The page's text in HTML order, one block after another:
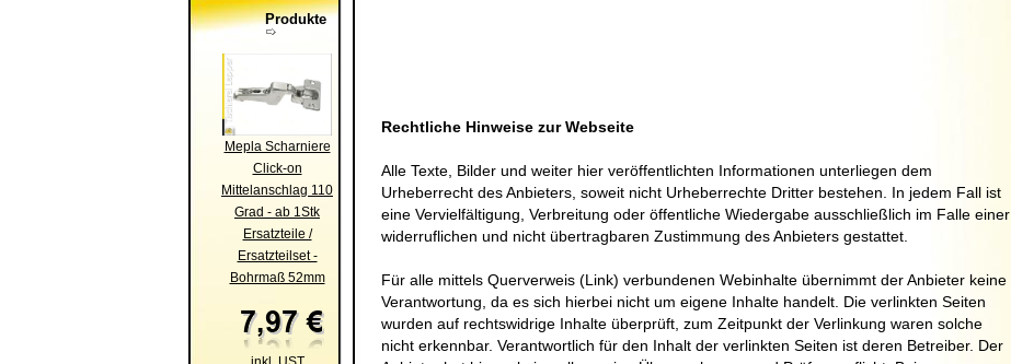
Produkte
Mepla Scharniere
Click-on
Mittelanschlag 110
Grad - ab 1Stk
Ersatzteile /
Ersatzteilset -
Bohrmaß 52mm
Rechtliche Hinweise zur Webseite
Alle Texte, Bilder und weiter hier veröffentlichten Informationen unterliegen dem
Urheberrecht des Anbieters, soweit nicht Urheberrechte Dritter bestehen. In jedem Fall ist
eine Vervielfältigung, Verbreitung oder öffentliche Wiedergabe ausschließlich im Falle einer
widerruflichen und nicht übertragbaren Zustimmung des Anbieters gestattet.
Für alle mittels Querverweis (Link) verbundenen Webinhalte übernimmt der Anbieter keine
Verantwortung, da es sich hierbei nicht um eigene Inhalte handelt. Die verlinkten Seiten
wurden auf rechtswidrige Inhalte überprüft, zum Zeitpunkt der Verlinkung waren solche
nicht erkennbar. Verantwortlich für den Inhalt der verlinkten Seiten ist deren Betreiber. Der